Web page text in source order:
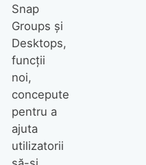
Snap
Groups și
Desktops,
funcții
noi,
concepute
pentru a
ajuta
utilizatorii